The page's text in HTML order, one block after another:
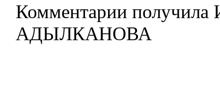
Комментарии получила
АДЫЛКАНОВА